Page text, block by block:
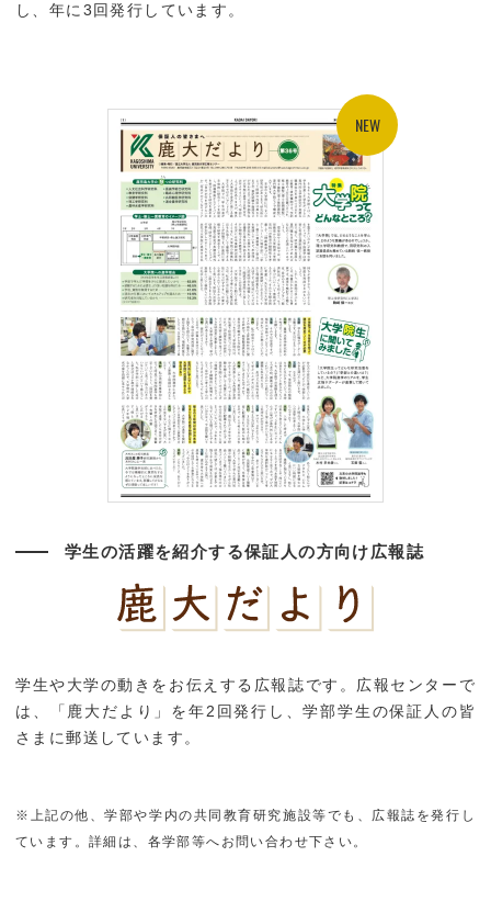
し、年に3回発行しています。
学生の活躍を紹介する保証人の方向け広報誌
学生や大学の動きをお伝えする広報誌です。広報センターで
は、「鹿大だより」を年2回発行し、学部学生の保証人の皆
さまに郵送しています。
※上記の他、学部や学内の共同教育研究施設等でも、広報誌を発行し
ています。詳細は、各学部等へお問い合わせ下さい。